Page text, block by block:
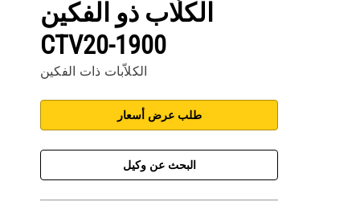
الكلّاب ذو الفكين
CTV20-1900
الكلاّبات ذات الفكين
طلب عرض أسعار
البحث عن وكيل